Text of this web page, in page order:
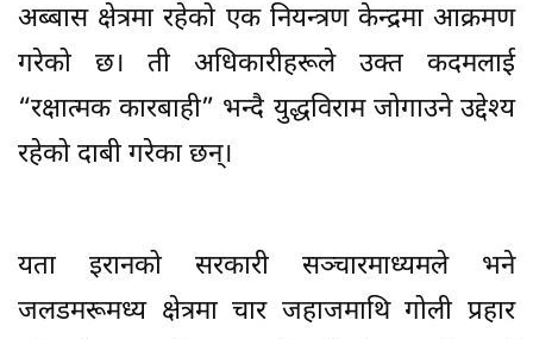
अब्बास क्षेत्रमा रहेको एक नियन्त्रण केन्द्रमा आक्रमण
गरेको छ। ती अधिकारीहरूले उक्त कदमलाई
“रक्षात्मक कारबाही” भन्दै युद्धविराम जोगाउने उद्देश्य
रहेको दाबी गरेका छन्।
यता इरानको सरकारी सञ्चारमाध्यमले भने
जलडमरूमध्य क्षेत्रमा चार जहाजमाथि गोली प्रहार